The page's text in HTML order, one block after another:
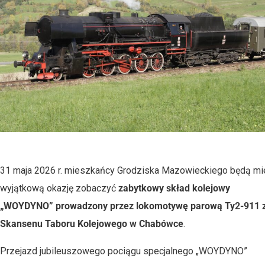
31 maja 2026 r. mieszkańcy Grodziska Mazowieckiego będą
wyjątkową okazję zobaczyć zabytkowy skład kolejowy
„WOYDYNO” prowadzony przez lokomotywę parową Ty2-911
Skansenu Taboru Kolejowego w Chabówce.
Przejazd jubileuszowego pociągu specjalnego „WOYDYNO”